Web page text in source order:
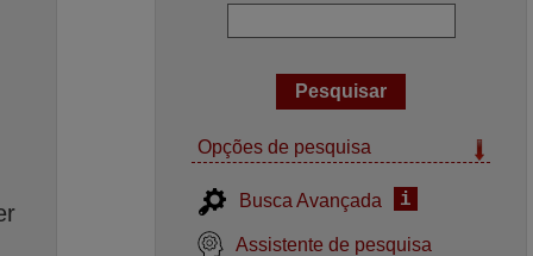
Opções de pesquisa
Busca Avançada i
Assistente de pesquisa